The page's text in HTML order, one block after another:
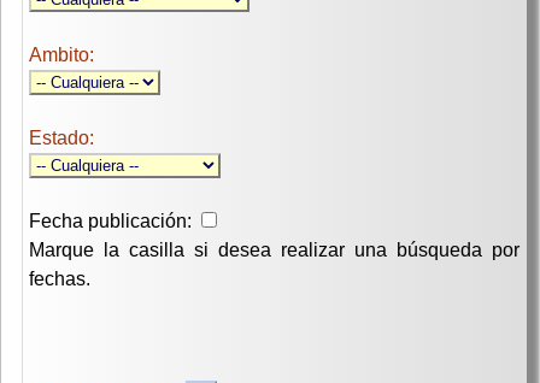
Ambito:
Estado:
Fecha publicación:
Marque la casilla si desea realizar una búsqueda por
fechas.